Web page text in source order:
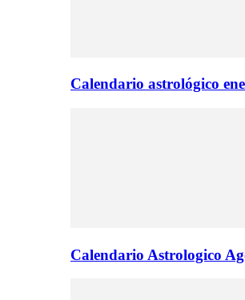
Calendario astrológico
Calendario Astrologico